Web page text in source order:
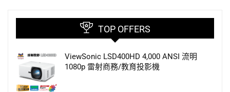
TOP OFFERS
ViewSonic LSD400HD 4,000 ANSI 流明
1080p 雷射商務/教育投影機